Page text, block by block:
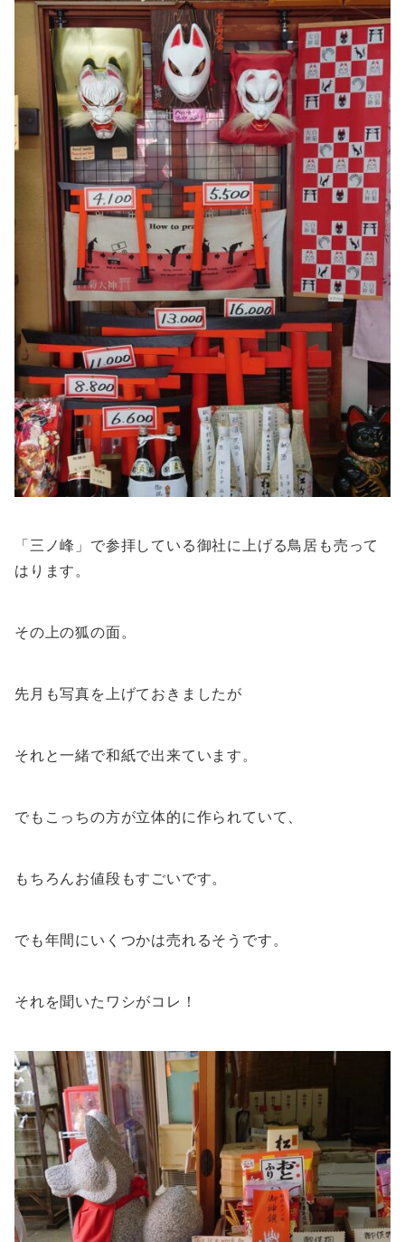
「三ノ峰」で参拝している御社に上げる鳥居も売って
はります。
その上の狐の面。
先月も写真を上げておきましたが
それと一緒で和紙で出来ています。
でもこっちの方が立体的に作られていて、
もちろんお値段もすごいです。
でも年間にいくつかは売れるそうです。
それを聞いたワシがコレ！